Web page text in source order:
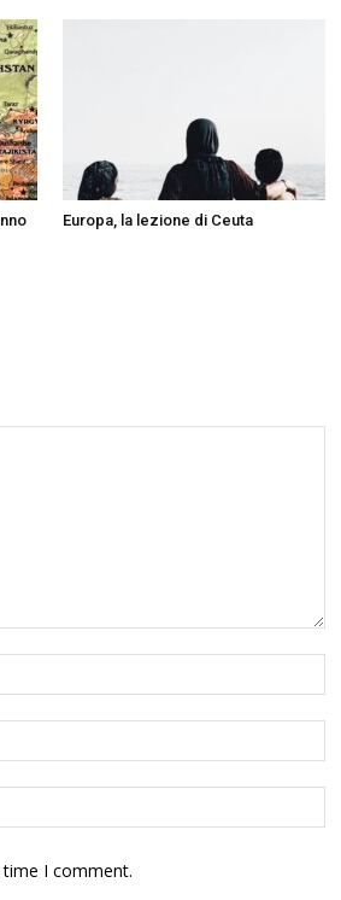
Europa, la lezione di Ceuta
I comment.